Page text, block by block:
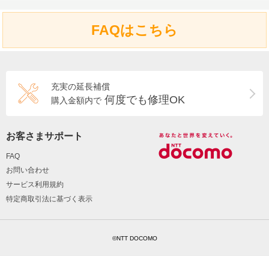
FAQはこちら
充実の延長補償
購入金額内で 何度でも修理OK
お客さまサポート
FAQ
お問い合わせ
サービス利用規約
特定商取引法に基づく表示
©NTT DOCOMO